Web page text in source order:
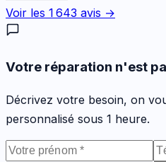
Voir les 1 643 avis →
Votre réparation n'est
Décrivez votre besoin, on
personnalisé sous 1 heure.